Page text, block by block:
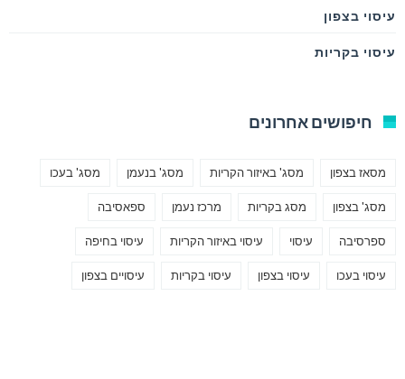
עיסוי בצפון
עיסוי בקריות
חיפושים אחרונים
מסאז בצפון מסג' באיזור הקריות מסג' בנעמן מסג' בעכו
מסג' בצפון מסג בקריות מרכז נעמן ספאסיבה
ספרסיבה עיסוי עיסוי באיזור הקריות עיסוי בחיפה
עיסוי בעכו עיסוי בצפון עיסוי בקריות עיסויים בצפון